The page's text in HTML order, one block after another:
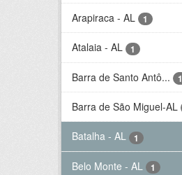
Arapiraca - AL 1
Atalaia - AL 1
Barra de Santo Antô... 1
Barra de São Miguel-AL
Batalha - AL 1
Belo Monte - AL 1